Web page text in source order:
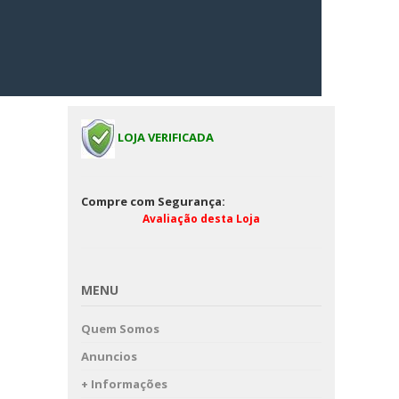
LOJA VERIFICADA
Compre com Segurança:
Avaliação desta Loja
MENU
Quem Somos
Anuncios
+ Informações